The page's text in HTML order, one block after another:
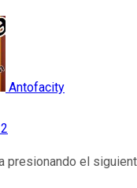
Antofacity
presionando el